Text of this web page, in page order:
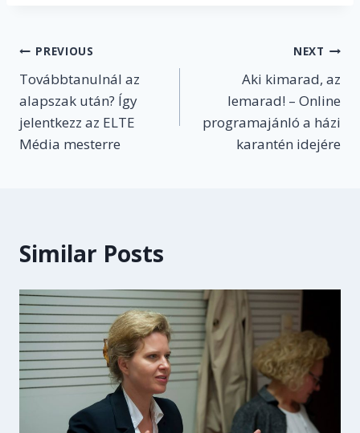
Post
navigation
PREVIOUS
Továbbtanulnál az
alapszak után? Így
jelentkezz az ELTE
Média mesterre
NEXT
Aki kimarad, az
lemarad! – Online
programajánló a házi
karantén idejére
Similar Posts